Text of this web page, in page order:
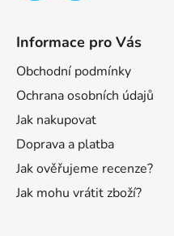
Informace pro Vás
Obchodní podmínky
Ochrana osobních údajů
Jak nakupovat
Doprava a platba
Jak ověřujeme recenze?
Jak mohu vrátit zboží?